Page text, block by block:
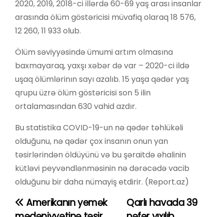
2020, 2019, 2018-ci illərdə 60-69 yaş arası insanlar
arasında ölüm göstəricisi müvafiq olaraq 18 576,
12 260, 11 933 olub.
Ölüm səviyyəsində ümumi artım olmasına
baxmayaraq, yaxşı xəbər də var – 2020-ci ildə
uşaq ölümlərinın sayı azalıb. 15 yaşa qədər yaş
qrupu üzrə ölüm göstəricisi son 5 ilin
ortalamasından 630 vahid azdır.
Bu statistika COVID-19-un nə qədər təhlükəli
olduğunu, nə qədər çox insanın onun yan
təsirlərindən öldüyünü və bu şəraitdə əhalinin
kütləvi peyvəndlənməsinin nə dərəcədə vacib
olduğunu bir daha nümayiş etdirir. (Report.az)
Y
Qarlı havada 39
Amerikanın yemək